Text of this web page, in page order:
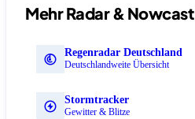
Mehr Radar & Nowcast
Regenradar Deutschland
Deutschlandweite Übersicht
Stormtracker
Gewitter & Blitze